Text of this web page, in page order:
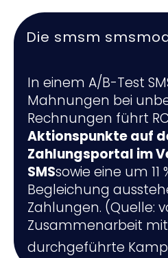
Die smsm
In einem A/B-Test
Mahnungen bei
Rechnungen führt
Aktionspunkte auf
Zahlungsportal im
SMSsowie eine um 11
Begleichung
Zahlungen. (Quelle:
Zusammenarbeit
durchgeführte